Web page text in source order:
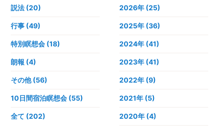
説法 (20)
行事 (49)
特別瞑想会 (18)
朗報 (4)
その他 (56)
10日間宿泊瞑想会 (55)
全て (202)
2026年 (25)
2025年 (36)
2024年 (41)
2023年 (41)
2022年 (9)
2021年 (5)
2020年 (4)